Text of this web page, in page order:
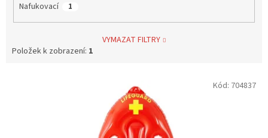
Nafukovací 1
VYMAZAT FILTRY
Položek k zobrazení: 1
Kód: 704837